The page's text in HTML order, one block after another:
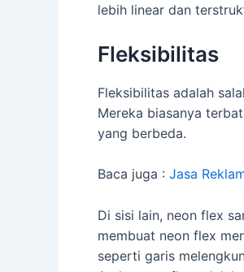
lebih linear dan
Fleksibilitas
Fleksibilitas adalah
Mereka biasanya
yang berbeda.
Baca juga : Jasa
Di sisi lain, neon flex
membuat neon flex
seperti garis